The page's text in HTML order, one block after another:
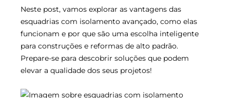
Neste post, vamos explorar as vantagens das
esquadrias com isolamento avançado, como elas
funcionam e por que são uma escolha inteligente
para construções e reformas de alto padrão.
Prepare-se para descobrir soluções que podem
elevar a qualidade dos seus projetos!